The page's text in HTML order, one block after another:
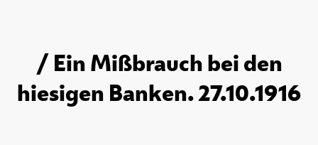
/ Ein Mißbrauch bei den
hiesigen Banken. 27.10.1916